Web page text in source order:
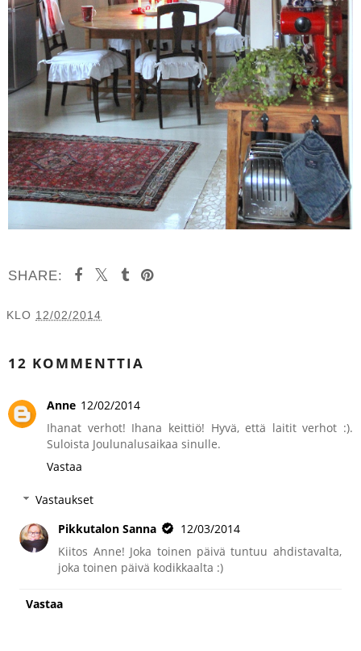
SHARE:
KLO 12/02/2014
12 KOMMENTTIA
Anne 12/02/2014
Ihanat verhot! Ihana keittiö! Hyvä, että laitit verhot :).
Suloista Joulunalusaikaa sinulle.
Vastaa
Vastaukset
Pikkutalon Sanna
12/03/2014
Kiitos Anne! Joka toinen päivä tuntuu ahdistavalta,
joka toinen päivä kodikkaalta :)
Vastaa